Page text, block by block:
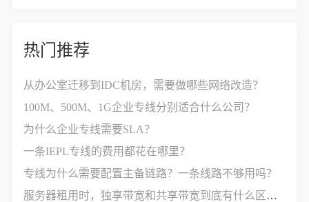
热门推荐
从办公室迁移到IDC机房，需要做哪些网络改造？
100M、500M、1G企业专线分别适合什么公司？
为什么企业专线需要SLA？
一条IEPL专线的费用都花在哪里？
专线为什么需要配置主备链路？一条线路不够用吗？
服务器租用时，独享带宽和共享带宽到底有什么区别？